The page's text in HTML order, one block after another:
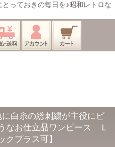
っておきの毎日を♪昭和レトロな
に白糸の総刺繍が主役にピ
なお仕立品ワンピース Ｌ
プラス可】